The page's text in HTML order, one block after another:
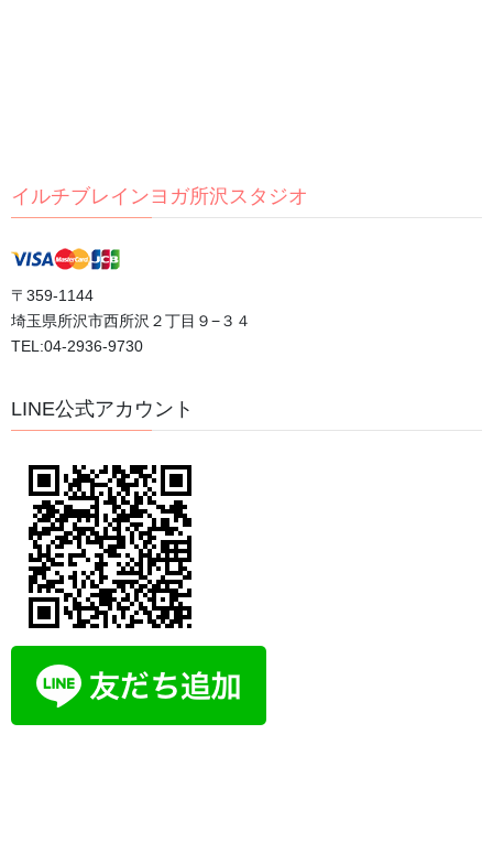
評判
体験者の声
アーカイブ
2026年8月
2026年7月
2026年5月
2026年4月
2026年2月
イルチブレインヨガ所沢スタジオ
〒359-1144
埼玉県所沢市西所沢２丁目９−３４
TEL:04-2936-9730
LINE公式アカウント